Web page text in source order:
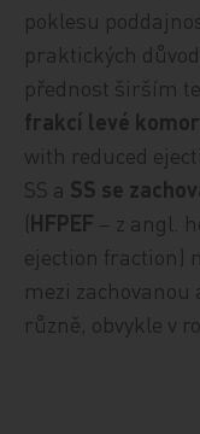
poklesu
praktických
přednost širším
frakcí levé
with reduced
SS a SS se
(HFPEF – z angl.
ejection fraction)
mezi zachovanou
různě, obvykle v